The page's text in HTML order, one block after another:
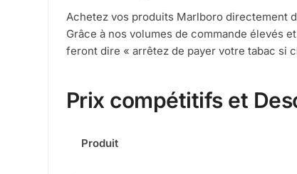
Achetez vos produits Marlboro directement
Grâce à nos volumes de commande élevés
feront dire « arrêtez de payer votre tabac si
Prix compétitifs et
Produit